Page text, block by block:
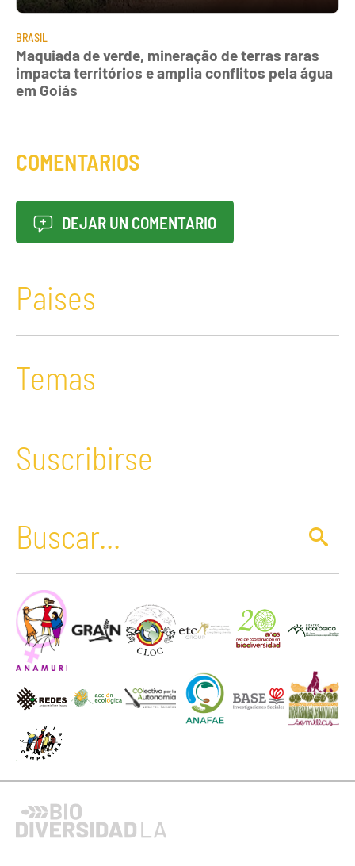
BRASIL
Maquiada de verde, mineração de terras raras
impacta territórios e amplia conflitos pela água
em Goiás
COMENTARIOS
DEJAR UN COMENTARIO
Paises
Temas
Suscribirse